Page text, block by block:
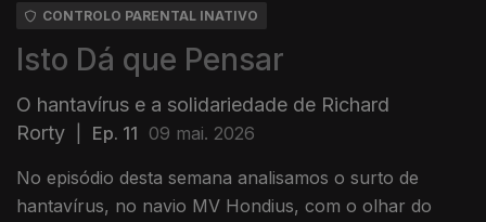
CONTROLO PARENTAL INATIVO
Isto Dá que Pensar
O hantavírus e a solidariedade de Richard
Rorty
Ep. 11 09 mai. 2026
No episódio desta semana analisamos o surto de
hantavírus, no navio MV Hondius, com o olhar do